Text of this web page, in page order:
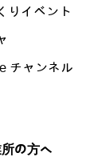
りイベント
チャンネル
の方へ